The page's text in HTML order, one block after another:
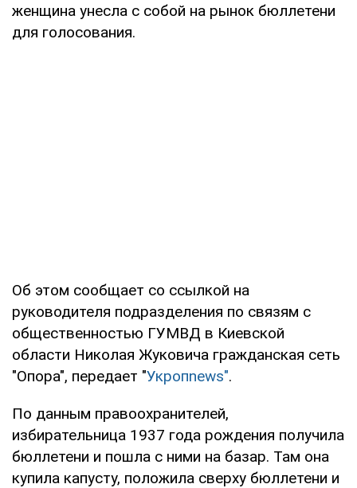
женщина унесла с собой на рынок бюллетени
для голосования.
Об этом сообщает со ссылкой на
руководителя подразделения по связям с
общественностью ГУМВД в Киевской
области Николая Жуковича гражданская сеть
"Опора", передает "Укропnews".
По данным правоохранителей,
избирательница 1937 года рождения получила
бюллетени и пошла с ними на базар. Там она
купила капусту, положила сверху бюллетени и